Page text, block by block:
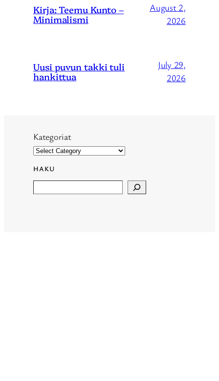
Kirja: Teemu Kunto –
Minimalismi
August 2,
2026
Uusi puvun takki tuli
hankittua
July 29,
2026
Kategoriat
HAKU